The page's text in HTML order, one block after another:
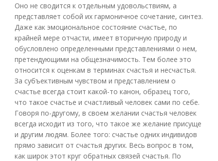
Оно не сводится к отдельным удовольствиям, а
представляет собой их гармоничное сочетание, синтез.
Даже как эмоциональное состояние счастье, по
крайней мере отчасти, имеет вторичную природу и
обусловлено определенными представлениями о нем,
претендующими на общезначимость. Тем более это
относится к оценкам в терминах счастья и несчастья.
За субъективным чувством и представлением о
счастье всегда стоит какой-то канон, образец того,
что такое счастье и счастливый человек сами по себе.
Говоря по-другому, в своем желании счастья человек
всегда исходит из того, что такое же желание присуще
и другим людям. Более того: счастье одних индивидов
прямо зависит от счастья других. Весь вопрос в том,
как широк этот круг обратных связей счастья. По